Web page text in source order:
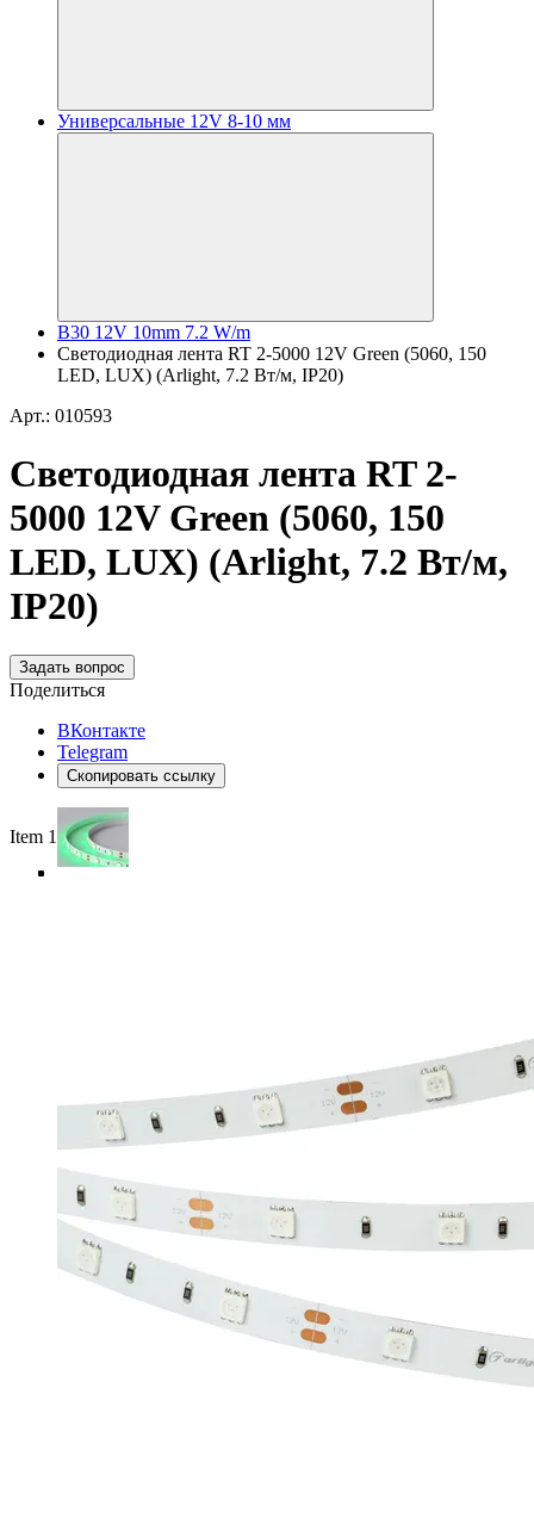
Универсальные 12V 8-10 мм
B30 12V 10mm 7.2 W/m
Светодиодная лента RT 2-5000 12V Green (5060, 150
LED, LUX) (Arlight, 7.2 Вт/м, IP20)
Арт.: 010593
Светодиодная лента RT 2-
5000 12V Green (5060, 150
LED, LUX) (Arlight, 7.2 Вт/м,
IP20)
Задать вопрос
Поделиться
ВКонтакте
Telegram
Скопировать ссылку
Item 1 of 5